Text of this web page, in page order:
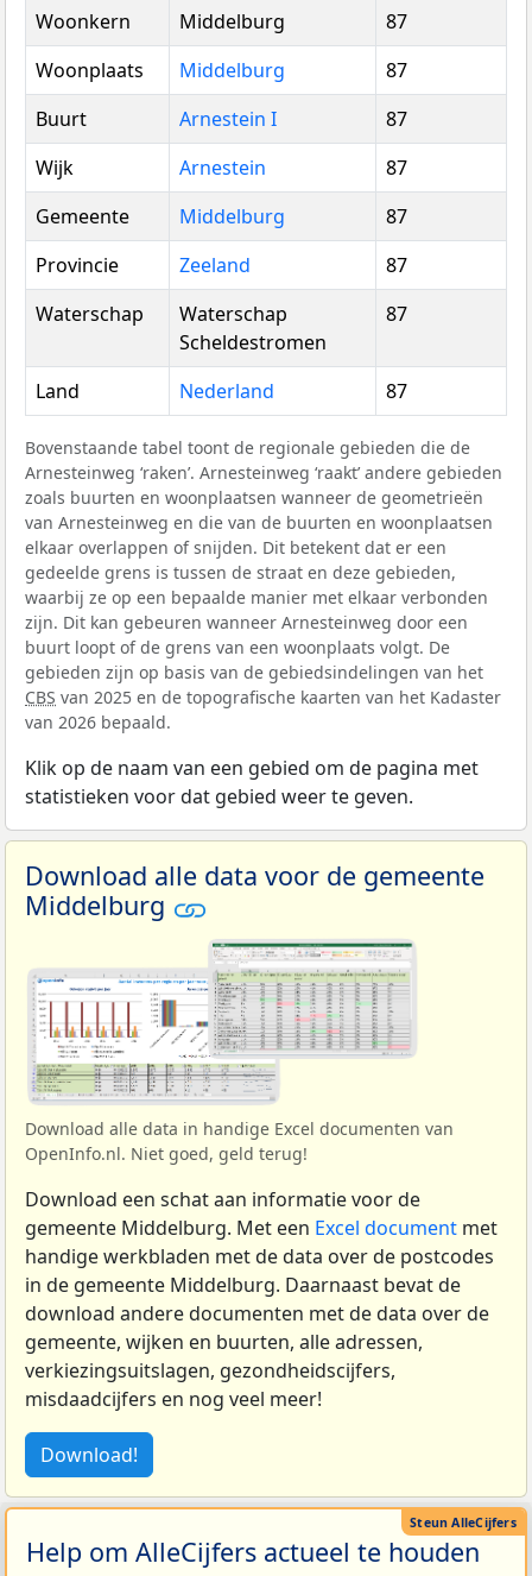
Woonkern Middelburg
87
Woonplaats
Middelburg
87
Buurt
Arnestein I
87
Wijk
Arnestein
87
Gemeente
Middelburg
87
Provincie
Zeeland
87
Waterschap
Waterschap
Scheldestromen
87
Land Nederland 87
Bovenstaande tabel toont de regionale gebieden die de
Arnesteinweg ‘raken’. Arnesteinweg ‘raakt’ andere gebieden
zoals buurten en woonplaatsen wanneer de geometrieën
van Arnesteinweg en die van de buurten en woonplaatsen
elkaar overlappen of snijden. Dit betekent dat er een
gedeelde grens is tussen de straat en deze gebieden,
waarbij ze op een bepaalde manier met elkaar verbonden
zijn. Dit kan gebeuren wanneer Arnesteinweg door een
buurt loopt of de grens van een woonplaats volgt. De
gebieden zijn op basis van de gebiedsindelingen van het
CBS van 2025 en de topografische kaarten van het Kadaster
van 2026 bepaald.
Klik op de naam van een gebied om de pagina met
statistieken voor dat gebied weer te geven.
Download alle data voor de gemeente
Middelburg
Download alle data in handige Excel documenten van
OpenInfo.nl. Niet goed, geld terug!
Download een schat aan informatie voor de
gemeente Middelburg. Met een Excel document met
handige werkbladen met de data over de postcodes
in de gemeente Middelburg. Daarnaast bevat de
download andere documenten met de data over de
gemeente, wijken en buurten, alle adressen,
verkiezingsuitslagen, gezondheidscijfers,
misdaadcijfers en nog veel meer!
Download!
Help om AlleCijfers actueel te houden